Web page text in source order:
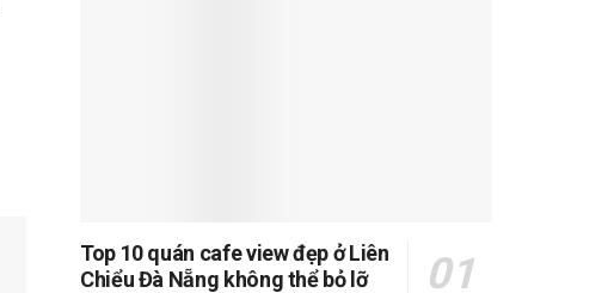
Top 10 quán cafe view đẹp ở Liên
Chiểu Đà Nẵng không thể bỏ lỡ